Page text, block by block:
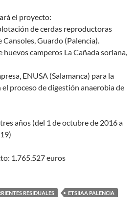
el proyecto:
de cerdas reproductoras
Cansoles, Guardo (Palencia).
camperos La Cañada soriana,
ENUSA (Salamanca) para la
proceso de digestión anaerobia de
años (del 1 de octubre de 2016 a
1.765.527 euros
RESIDUALES
ETSIIAA PALENCIA